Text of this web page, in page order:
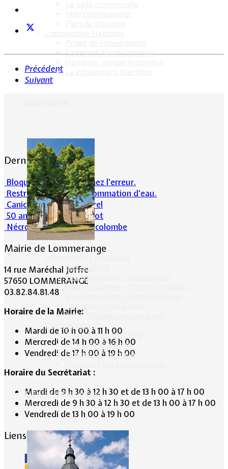
Sodevam Nord-Lorraine
Informations pratiques
Bus scolaire
Environnement / Déchetterie
Numéros utiles - Services sociaux
Conciliateur de justice
TIPI : Télépaiement en ligne
Associations
Anciens combattants
ASK Lommerange
Conseil de fabrique
Culture & Patrimoine
Précédent
Suivant
Dernières actualités
Bloqué en forêt. Cherchez l’erreur.
Restrictions sur la consommation d'eau.
Canicule et milieu naturel
50 ans d’histoires de foot
Nécrologie : Norbert Lacolombe
Mairie de Lommerange
14 rue Maréchal Joffre
57650 LOMMERANGE
03.82.84.81.48
Horaire de la Mairie:
Mardi de 10 h 00 à 11 h 00
Mercredi de 14 h 00 à 16 h 00
Vendredi de 17 h 00 à 19 h 00
Horaire du Secrétariat :
Mardi de 9 h 30 à 12 h 30 et de 13 h 00 à 17 h 00
Mercredi de 9 h 30 à 12 h 30 et de 13 h 00 à 17 h 00
Vendredi de 13 h 00 à 19 h 00
Liens conseillés